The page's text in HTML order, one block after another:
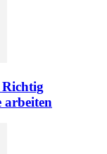
arbeiten